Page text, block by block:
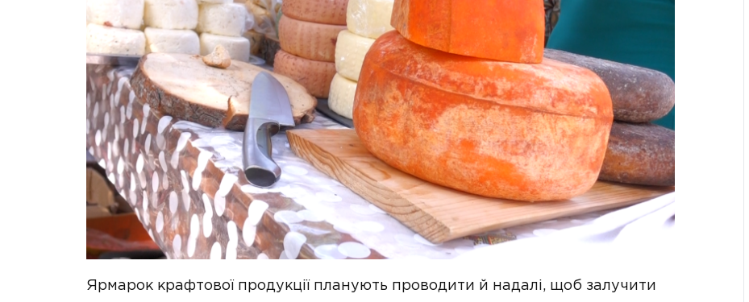
Ярмарок крафтової продукції планують проводити й надалі, щоб залучити